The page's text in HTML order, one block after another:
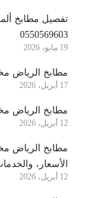
تفصيل مطابخ
0550569603
19 مايو، 2026
مطابخ الرياض مخرج ١٧
17 أبريل، 2026
مطابخ الرياض مخرج ١٧ عروض
12 أبريل، 2026
الأسعار،
12 أبريل، 2026